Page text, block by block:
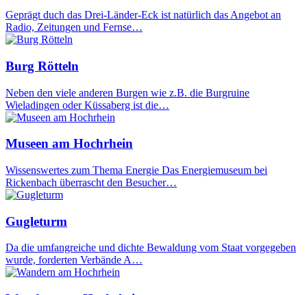
Geprägt duch das Drei-Länder-Eck ist natürlich das Angebot an
Radio, Zeitungen und Fernse…
Burg Rötteln
Neben den viele anderen Burgen wie z.B. die Burgruine
Wieladingen oder Küssaberg ist die…
Museen am Hochrhein
Wissenswertes zum Thema Energie Das Energiemuseum bei
Rickenbach überrascht den Besucher…
Gugleturm
Da die umfangreiche und dichte Bewaldung vom Staat vorgegeben
wurde, forderten Verbände A…